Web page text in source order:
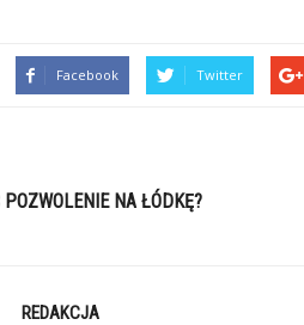
Facebook Twitter
NA ŁÓDKĘ?
REDAKCJA